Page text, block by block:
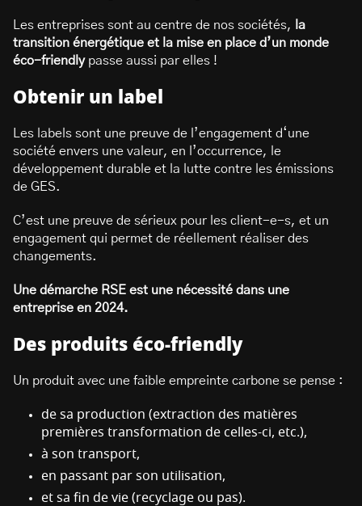
Les entreprises sont au centre de nos sociétés,
la
transition énergétique et la mise en place d’un monde
éco-friendlypasse aussi par elles !
Obtenir un label
Les labels sont une preuve de l’engagement d‘une
société envers une valeur, en l’occurrence, le
développement durable et la lutte contre les émissions
de GES.
C’est une preuve de sérieux pour les client-e-s, et un
engagement qui permet de réellement réaliser des
changements.
Une démarche RSE est une nécessité dans une
entreprise en 2024.
Des produits éco-friendly
Un produit avec une faible empreinte carbone se pense :
de sa production (extraction des matières
premières transformation de celles-ci, etc.),
à son transport,
en passant par son utilisation,
et sa fin de vie (recyclage ou pas).